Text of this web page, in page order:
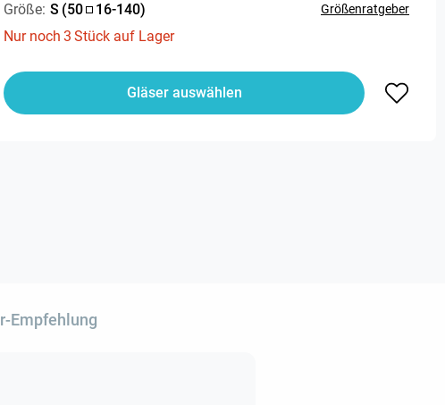
Größe: S (50 16-140) Größenratgeber
Nur noch 3 Stück auf Lager
Gläser auswählen
Empfehlung